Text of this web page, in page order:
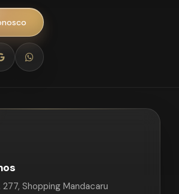
277, Shopping Mandacaru